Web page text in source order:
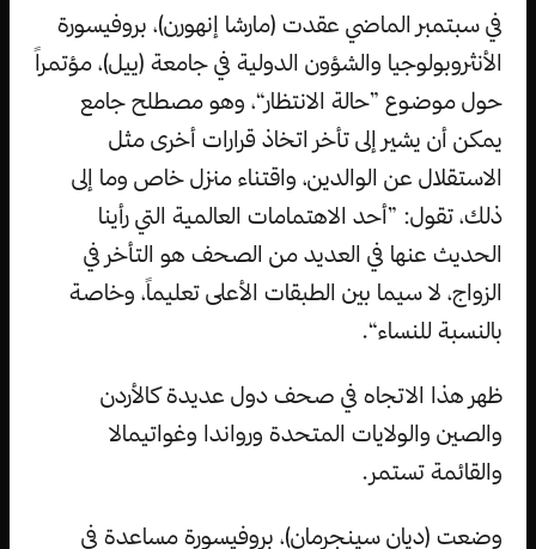
في سبتمبر الماضي عقدت (مارشا إنهورن)، بروفيسورة
الأنثروبولوجيا والشؤون الدولية في جامعة (ييل)، مؤتمراً
حول موضوع ”حالة الانتظار“، وهو مصطلح جامع
يمكن أن يشير إلى تأخر اتخاذ قرارات أخرى مثل
الاستقلال عن الوالدين، واقتناء منزل خاص وما إلى
ذلك، تقول: ”أحد الاهتمامات العالمية التي رأينا
الحديث عنها في العديد من الصحف هو التأخر في
الزواج، لا سيما بين الطبقات الأعلى تعليماً، وخاصة
بالنسبة للنساء“.
ظهر هذا الاتجاه في صحف دول عديدة كالأردن
والصين والولايات المتحدة ورواندا وغواتيمالا
والقائمة تستمر.
وضعت (ديان سينجرمان)، بروفيسورة مساعدة في